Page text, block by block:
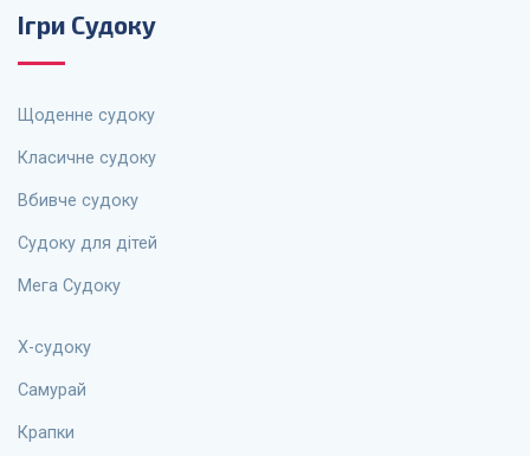
Ігри Судоку
Щоденне судоку
Класичне судоку
Вбивче судоку
Судоку для дітей
Мега Судоку
X-судоку
Самурай
Крапки